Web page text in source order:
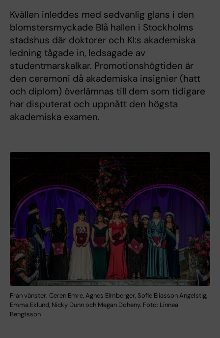
Kvällen inleddes med sedvanlig glans i den
blomstersmyckade Blå hallen i Stockholms
stadshus där doktorer och KI:s akademiska
ledning tågade in, ledsagade av
studentmarskalkar. Promotionshögtiden är
den ceremoni då akademiska insignier (hatt
och diplom) överlämnas till dem som tidigare
har disputerat och uppnått den högsta
akademiska examen.
Från vänster: Ceren Emre, Agnes Elmberger, Sofie Eliasson Angelstig,
Emma Eklund, Nicky Dunn och Megan Doheny. Foto: Linnea
Bengtsson